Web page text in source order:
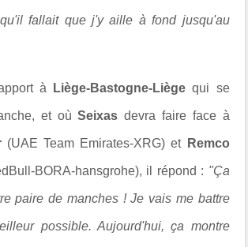
fallait que j'y aille à fond jusqu'au
à Liège-Bastogne-Liège qui se
et oùSeixasdevra faire face à
(UAE Team Emirates-XRG) et Remco
BORA-hansgrohe), il répond : "Ça
paire de manches ! Je vais me battre
possible. Aujourd'hui, ça montre